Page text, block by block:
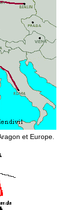
et Europe.